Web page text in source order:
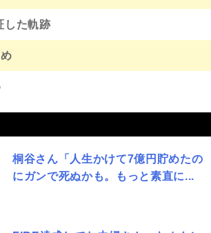
した軌跡
桐谷さん「人生かけて7億円貯めたの
にガンで死ぬかも。もっと素直に...